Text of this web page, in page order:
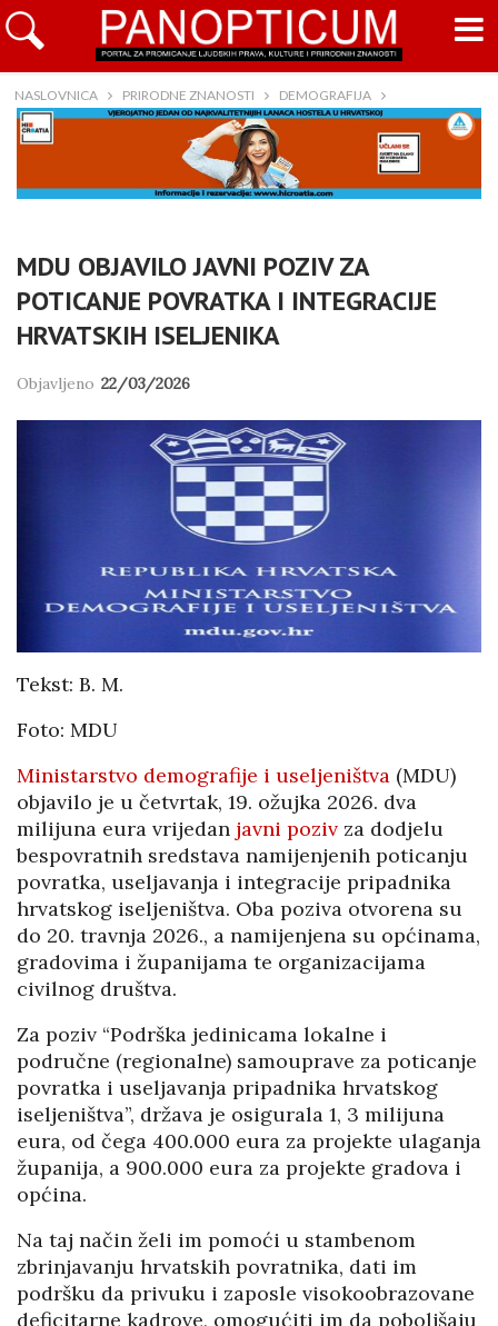
NASLOVNICA PRIRODNE ZNANOSTI DEMOGRAFIJA
MDU OBJAVILO JAVNI POZIV ZA
POTICANJE POVRATKA I INTEGRACIJE
HRVATSKIH ISELJENIKA
Objavljeno 22/03/2026
Tekst: B. M.
Foto: MDU
Ministarstvo demografije i useljeništva (MDU)
objavilo je u četvrtak, 19. ožujka 2026. dva
milijuna eura vrijedan javni poziv za dodjelu
bespovratnih sredstava namijenjenih poticanju
povratka, useljavanja i integracije pripadnika
hrvatskog iseljeništva. Oba poziva otvorena su
do 20. travnja 2026., a namijenjena su općinama,
gradovima i županijama te organizacijama
civilnog društva.
Za poziv “Podrška jedinicama lokalne i
područne (regionalne) samouprave za poticanje
povratka i useljavanja pripadnika hrvatskog
iseljeništva”, država je osigurala 1, 3 milijuna
eura, od čega 400.000 eura za projekte ulaganja
županija, a 900.000 eura za projekte gradova i
općina.
Na taj način želi im pomoći u stambenom
zbrinjavanju hrvatskih povratnika, dati im
podršku da privuku i zaposle visokoobrazovane
deficitarne kadrove, omogućiti im da poboljšaju